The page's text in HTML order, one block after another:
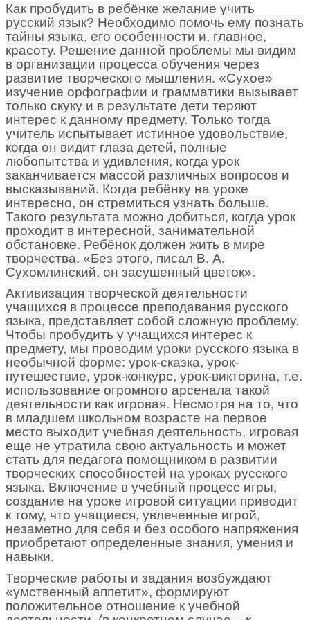
Как пробудить в ребёнке желание учить
русский язык? Необходимо помочь ему познать
тайны языка, его особенности и, главное,
красоту. Решение данной проблемы мы видим
в организации процесса обучения через
развитие творческого мышления. «Сухое»
изучение орфографии и грамматики вызывает
только скуку и в результате дети теряют
интерес к данному предмету. Только тогда
учитель испытывает истинное удовольствие,
когда он видит глаза детей, полные
любопытства и удивления, когда урок
заканчивается массой различных вопросов и
высказываний. Когда ребёнку на уроке
интересно, он стремиться узнать больше.
Такого результата можно добиться, когда урок
проходит в интересной, занимательной
обстановке. Ребёнок должен жить в мире
творчества. «Без этого, писал В. А.
Сухомлинский, он засушенный цветок».
Активизация творческой деятельности
учащихся в процессе преподавания русского
языка, представляет собой сложную проблему.
Чтобы пробудить у учащихся интерес к
предмету, мы проводим уроки русского языка в
необычной форме: урок-сказка, урок-
путешествие, урок-конкурс, урок-викторина, т.е.
использование огромного арсенала такой
деятельности как игровая. Несмотря на то, что
в младшем школьном возрасте на первое
место выходит учебная деятельность, игровая
еще не утратила свою актуальность и может
стать для педагога помощником в развитии
творческих способностей на уроках русского
языка. Включение в учебный процесс игры,
создание на уроке игровой ситуации приводит
к тому, что учащиеся, увлеченные игрой,
незаметно для себя и без особого напряжения
приобретают определенные знания, умения и
навыки.
Творческие работы и задания возбуждают
«умственный аппетит», формируют
положительное отношение к учебной